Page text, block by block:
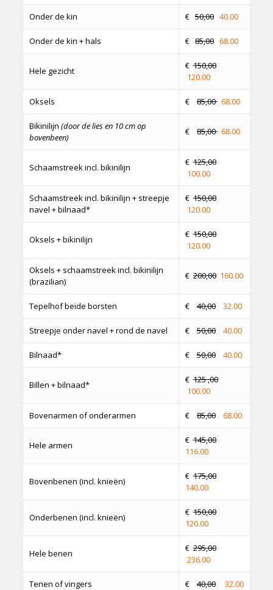
Onder de kin €50,00 40.00
Onder de kin + hals €85,00 68.00
Hele gezicht €150,00
120.00
Oksels €85,00 68.00
Bikinilijn (door de lies en 10 cm op
bovenbeen)
€85,00 68.00
Schaamstreek incl. bikinilijn €125,00
100.00
Schaamstreek incl. bikinilijn + streepje
navel + bilnaad*
€150,00
120.00
Oksels + bikinilijn €150,00
120.00
Oksels + schaamstreek incl. bikinilijn
(brazilian)
€200,00 160.00
Tepelhof beide borsten €40,00 32.00
Streepje onder navel + rond de navel €50,00 40.00
Bilnaad* €50,00 40.00
Billen + bilnaad* €125 ,00
100.00
Bovenarmen of onderarmen €85,00 68.00
Hele armen €145,00
116.00
Bovenbenen (incl. knieën) €175,00
140.00
Onderbenen (incl. knieën) €150,00
120.00
Hele benen €295,00
236.00
Tenen of vingers €40,00 32.00